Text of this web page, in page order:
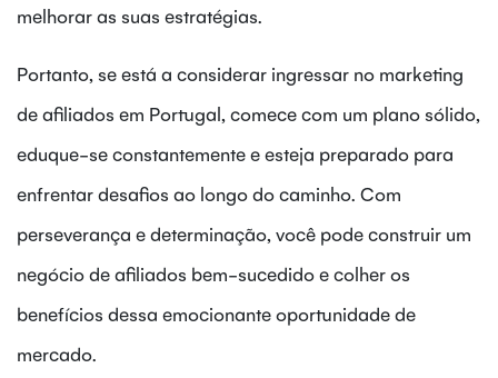
melhorar as suas estratégias.
Portanto, se está a considerar ingressar no marketing
de afiliados em Portugal, comece com um plano sólido,
eduque-se constantemente e esteja preparado para
enfrentar desafios ao longo do caminho. Com
perseverança e determinação, você pode construir um
negócio de afiliados bem-sucedido e colher os
benefícios dessa emocionante oportunidade de
mercado.